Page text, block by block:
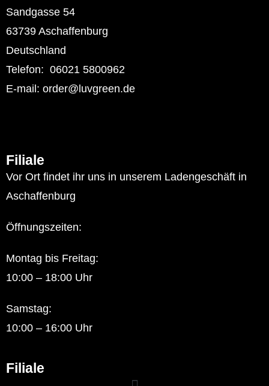
Sandgasse 54
63739 Aschaffenburg
Deutschland
Telefon: 06021 5800962
E-mail: order@luvgreen.de
Filiale
Vor Ort findet ihr uns in unserem Ladengeschäft in
Aschaffenburg
Öffnungszeiten:
Montag bis Freitag:
10:00 – 18:00 Uhr
Samstag:
10:00 – 16:00 Uhr
Filiale